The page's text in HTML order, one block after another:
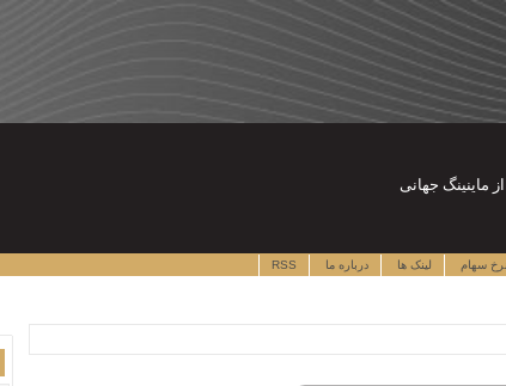
نرخ سهام لینک ها درباره ما RSS